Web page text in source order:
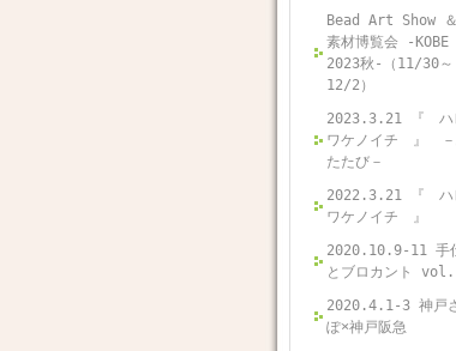
Bead Art Show ＆
素材博覧会 -KOBE
2023秋-（11/30～
12/2）
2023.3.21 『 ハ
ワケノイチ 』 －
たたび－
2022.3.21 『 ハ
ワケノイチ 』
2020.10.9-11 手
とブロカント vol.
2020.4.1-3 神戸
ぽ×神戸阪急